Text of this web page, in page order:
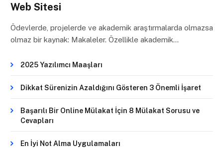
Web Sitesi
Ödevlerde, projelerde ve akademik araştırmalarda olmazsa
olmaz bir kaynak: Makaleler. Özellikle akademik…
2025 Yazılımcı Maaşları
Dikkat Sürenizin Azaldığını Gösteren 3 Önemli İşaret
Başarılı Bir Online Mülakat İçin 8 Mülakat Sorusu ve
Cevapları
En İyi Not Alma Uygulamaları